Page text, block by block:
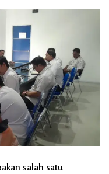
salah satu